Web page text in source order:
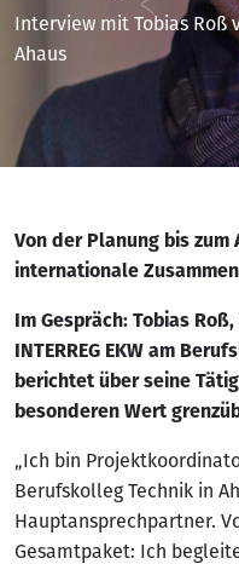
Interview mit Tobias Roß
Ahaus
Von der Planung bis
internationale
Im Gespräch: Tobias
INTERREG EKW am
berichtet über seine
besonderen Wert
„Ich bin
Berufskolleg Technik in
Hauptansprechpartner.
Gesamtpaket: Ich